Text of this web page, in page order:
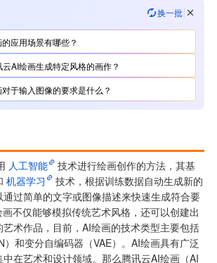
换一批
应用场景有哪些？
AI绘画生成特定风格的画作？
于输入图像的要求是什么？
人工智能
技术进行绘画创作的方法，其基
机器学习
技术，根据训练数据自动生成新的
过简单的文字或图像描述来快速生成符合要
不仅能够模拟传统艺术风格，还可以创建出
术作品，目前，AI绘画的技术类型主要包括
和变分自编码器（VAE）。AI绘画具有广泛
在艺术和设计领域。那么腾讯云AI绘画（AI